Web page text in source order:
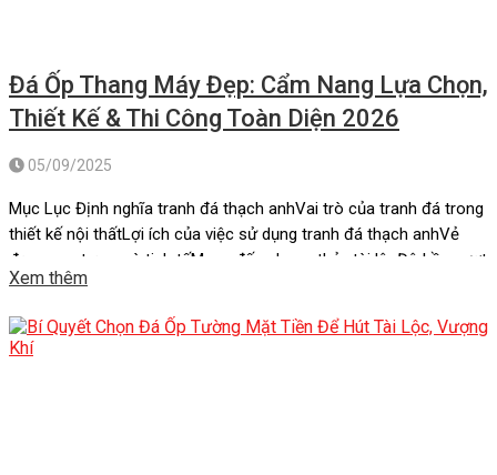
Đá Ốp Thang Máy Đẹp: Cẩm Nang Lựa Chọn,
Thiết Kế & Thi Công Toàn Diện 2026
05/09/2025
Mục Lục Định nghĩa tranh đá thạch anhVai trò của tranh đá trong
thiết kế nội thấtLợi ích của việc sử dụng tranh đá thạch anhVẻ
đẹp sang trọng và tinh tếMang đến phong thủy tài lộcĐộ bền vượt
thời gianTính đa dạng trong thiết kếGóp phần bảo vệ môi
Xem thêm